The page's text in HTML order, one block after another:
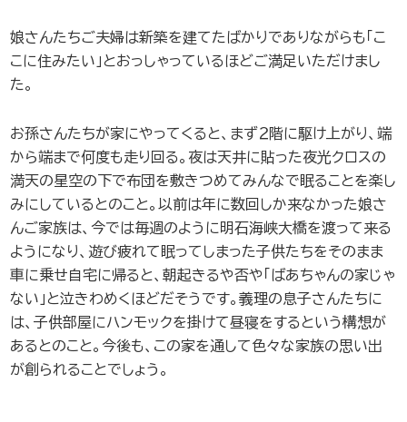
娘さんたちご夫婦は新築を建てたばかりでありながらも「こ
こに住みたい」とおっしゃっているほどご満足いただけまし
た。
お孫さんたちが家にやってくると、まず２階に駆け上がり、端
から端まで何度も走り回る。夜は天井に貼った夜光クロスの
満天の星空の下で布団を敷きつめてみんなで眠ることを楽し
みにしているとのこと。以前は年に数回しか来なかった娘さ
んご家族は、今では毎週のように明石海峡大橋を渡って来る
ようになり、遊び疲れて眠ってしまった子供たちをそのまま
車に乗せ自宅に帰ると、朝起きるや否や「ばあちゃんの家じゃ
ない」と泣きわめくほどだそうです。義理の息子さんたちに
は、子供部屋にハンモックを掛けて昼寝をするという構想が
あるとのこと。今後も、この家を通して色々な家族の思い出
が創られることでしょう。